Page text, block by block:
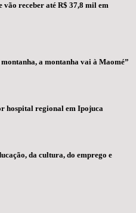
vão receber até R$ 37,8 mil em
a montanha vai à Maomé”
hospital regional em Ipojuca
da cultura, do emprego e